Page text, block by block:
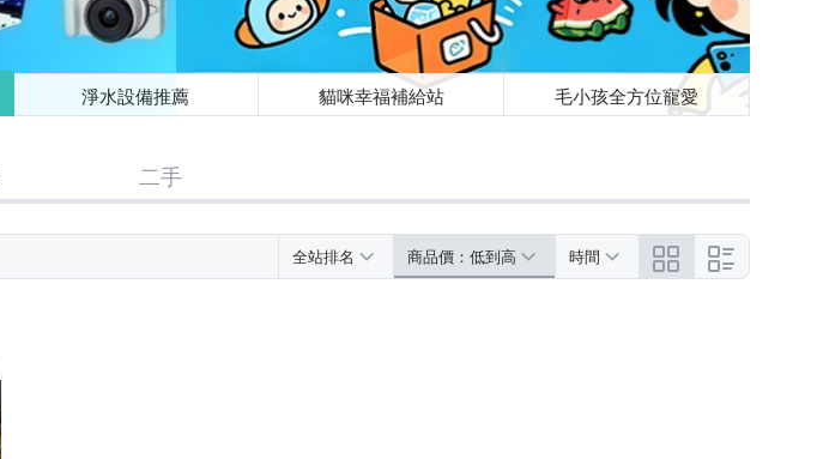
淨水設備推薦 貓咪幸福補給站 毛小孩全方位寵愛
二手
全站排名 商品價：低到高 時間